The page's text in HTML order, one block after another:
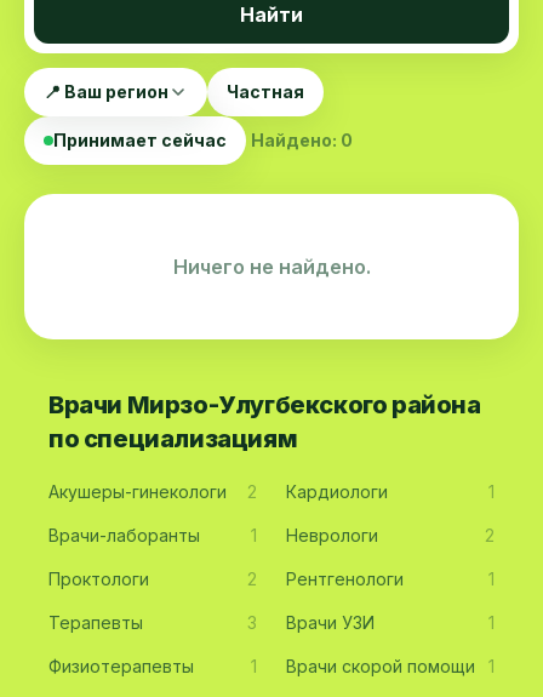
Найти
📍 Ваш регион Частная
Принимает сейчас Найдено: 0
Ничего не найдено.
Врачи Мирзо-Улугбекского района
по специализациям
Акушеры-гинекологи 2 Кардиологи 1
Врачи-лаборанты 1 Неврологи 2
Проктологи 2 Рентгенологи 1
Терапевты 3 Врачи УЗИ 1
Физиотерапевты 1 Врачи скорой помощи 1